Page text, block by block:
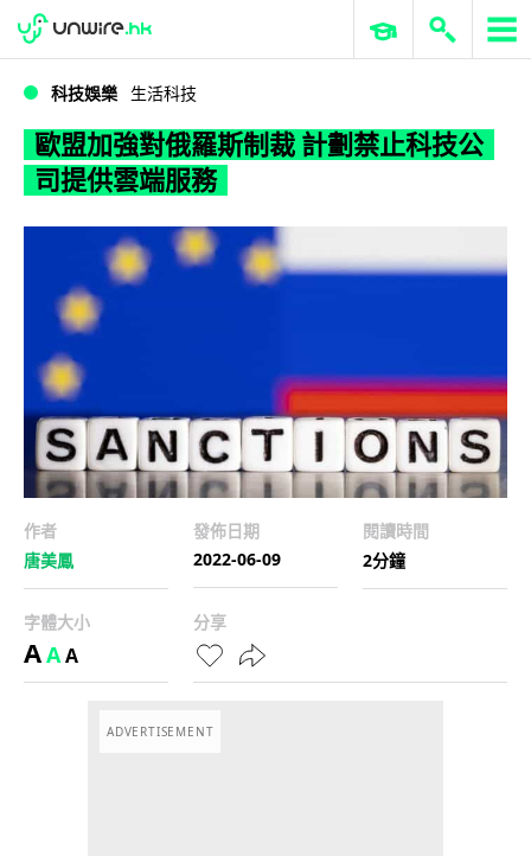
WWDC 2026 ERP 與商業 AI
科技娛樂 生活科技
歐盟加強對俄羅斯制裁 計劃禁止科技公
司提供雲端服務
作者
唐美鳳
發佈日期
2022-06-09
閱讀時間
2分鐘
字體大小
AAA
分享
ADVERTISEMENT